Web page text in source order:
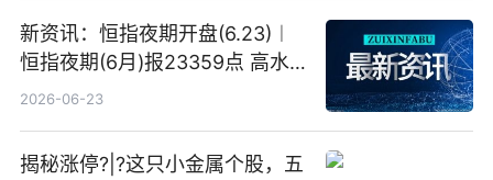
新资讯：恒指夜期开盘(6.23)︱
恒指夜期(6月)报23359点 高水
23点
2026-06-23
揭秘涨停?|?这只小金属个股，五